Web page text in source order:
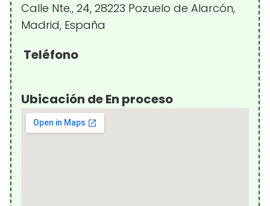
Calle Nte., 24, 28223 Pozuelo de Alarcón,
Madrid, España
Teléfono
Ubicación de En proceso